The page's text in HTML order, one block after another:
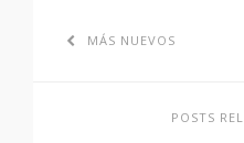
MÁS NUEVOS
POSTS